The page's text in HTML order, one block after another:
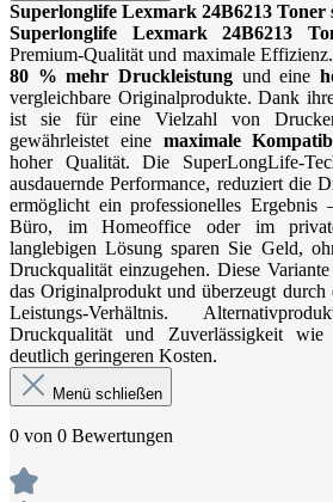
Superlonglife Lexmark 24B6213 Toner
Superlonglife Lexmark 24B6213
Premium-Qualität und maximale
80 % mehr Druckleistungund eine
vergleichbare Originalprodukte. Dank
ist sie für eine Vielzahl von
gewährleistet eine maximale
hoher Qualität. Die SuperLongLife-
ausdauernde Performance, reduziert die
ermöglicht ein professionelles
Büro, im Homeoffice oder im
langlebigen Lösung sparen Sie Geld,
Druckqualität einzugehen. Diese
das Originalprodukt und überzeugt durch
Leistungs-Verhältnis.
Druckqualität und Zuverlässigkeit
deutlich geringeren Kosten.
Menü schließen
0 von 0 Bewertungen